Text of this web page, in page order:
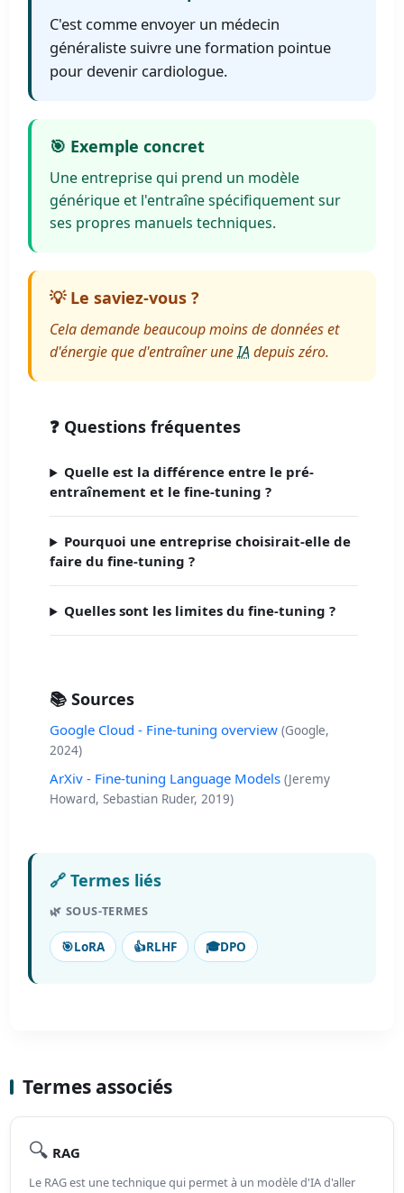
C'est comme envoyer un médecin
généraliste suivre une formation pointue
pour devenir cardiologue.
🎯 Exemple concret
Une entreprise qui prend un modèle
générique et l'entraîne spécifiquement sur
ses propres manuels techniques.
💡 Le saviez-vous ?
Cela demande beaucoup moins de données et
d'énergie que d'entraîner uneIAdepuis zéro.
❓ Questions fréquentes
Quelle est la différence entre le pré-
entraînement et le fine-tuning ?
Pourquoi une entreprise choisirait-elle de
faire du fine-tuning ?
Quelles sont les limites du fine-tuning ?
📚 Sources
Google Cloud - Fine-tuning overview (Google,
2024)
ArXiv - Fine-tuning Language Models (Jeremy
Howard, Sebastian Ruder, 2019)
🔗 Termes liés
🌿 SOUS-TERMES
🎯LoRA 👍RLHF 🎓DPO
Termes associés
🔍 RAG
Le RAG est une technique qui permet à un modèle d'IA d'aller